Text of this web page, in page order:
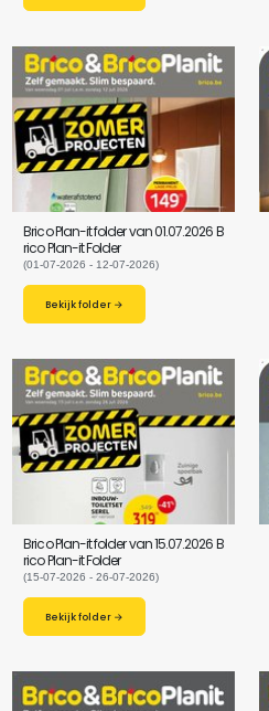
Brico Plan-it folder van 01.07.2026 B
rico Plan-it Folder
(01-07-2026 - 12-07-2026)
Bekijk folder →
Brico Plan-it folder van 15.07.2026 B
rico Plan-it Folder
(15-07-2026 - 26-07-2026)
Bekijk folder →